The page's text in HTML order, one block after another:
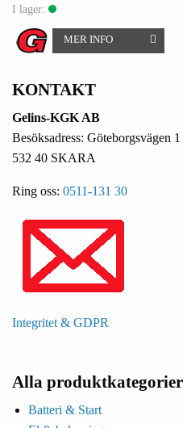
I lager:
MER INFO
KONTAKT
Gelins-KGK AB
Besöksadress: Göteborgsvägen 1
532 40 SKARA
Ring oss: 0511-131 30
Integritet & GDPR
Alla produktkategorier
Batteri & Start